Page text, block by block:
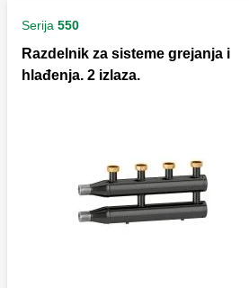
Serija 550
Razdelnik za sisteme grejanja i
hlađenja. 2 izlaza.